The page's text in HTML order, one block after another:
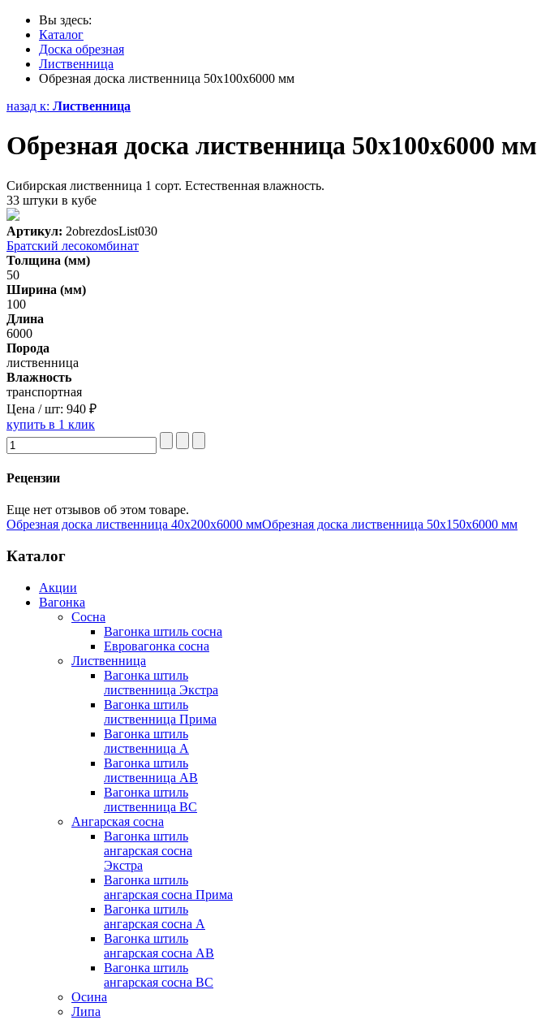
Вы здесь:
Каталог
Доска обрезная
Лиственница
Обрезная доска лиственница 50х100х6000 мм
назад к: Лиственница
Обрезная доска лиственница 50х100х6000 мм
Сибирская лиственница 1 сорт. Естественная влажность.
33 штуки в кубе
Артикул: 2obrezdosList030
Братский лесокомбинат
Толщина (мм)
50
Ширина (мм)
100
Длина
6000
Порода
лиственница
Влажность
транспортная
Цена / шт: 940 ₽
купить в 1 клик
Рецензии
Еще нет отзывов об этом товаре.
Обрезная доска лиственница 40х200х6000 ммОбрезная доска лиственница 50х150х6000 мм
Каталог
Акции
Вагонка
Сосна
Вагонка штиль сосна
Евровагонка сосна
Лиственница
Вагонка штиль
лиственница Экстра
Вагонка штиль
лиственница Прима
Вагонка штиль
лиственница А
Вагонка штиль
лиственница AB
Вагонка штиль
лиственница BC
Ангарская сосна
Вагонка штиль
ангарская сосна
Экстра
Вагонка штиль
ангарская сосна Прима
Вагонка штиль
ангарская сосна А
Вагонка штиль
ангарская сосна AB
Вагонка штиль
ангарская сосна BC
Осина
Липа